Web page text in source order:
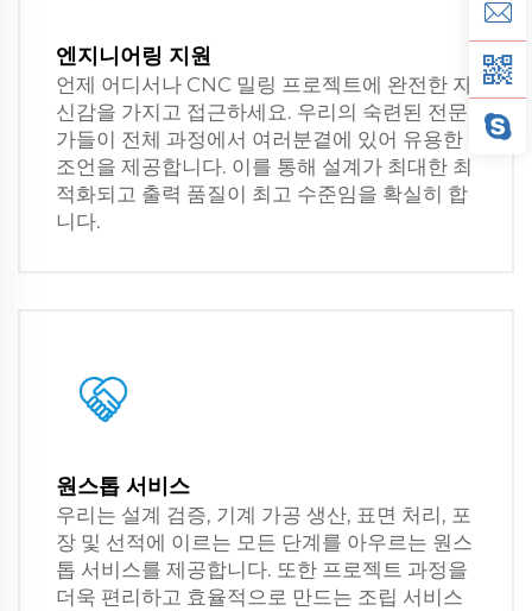
엔지니어링 지원
언제 어디서나 CNC 밀링 프로젝트에 완전한 자
신감을 가지고 접근하세요. 우리의 숙련된 전문
가들이 전체 과정에서 여러분곁에 있어 유용한
조언을 제공합니다. 이를 통해 설계가 최대한 최
적화되고 출력 품질이 최고 수준임을 확실히 합
니다.
원스톱 서비스
우리는 설계 검증, 기계 가공 생산, 표면 처리, 포
장 및 선적에 이르는 모든 단계를 아우르는 원스
톱 서비스를 제공합니다. 또한 프로젝트 과정을
더욱 편리하고 효율적으로 만드는 조립 서비스